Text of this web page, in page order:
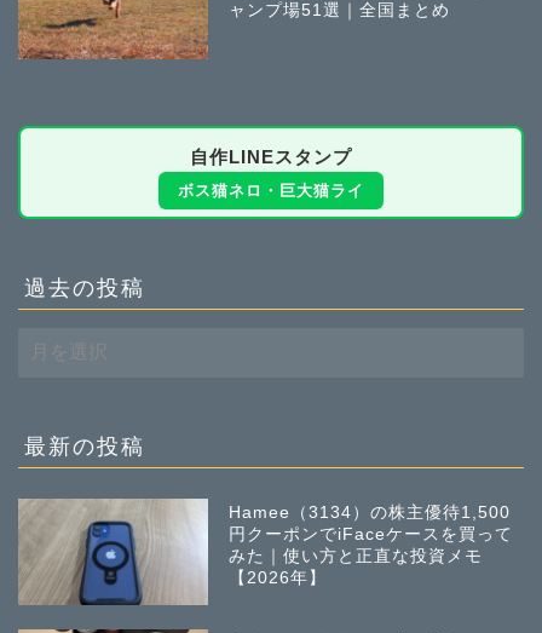
ャンプ場51選｜全国まとめ
自作LINEスタンプ
ボス猫ネロ・巨大猫ライ
過去の投稿
去
稿
最新の投稿
Hamee（3134）の株主優待1,500
円クーポンでiFaceケースを買って
みた｜使い方と正直な投資メモ
【2026年】